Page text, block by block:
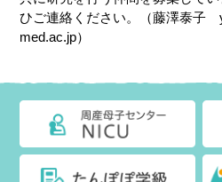
ひご連絡ください。（藤澤泰子
med.ac.jp）